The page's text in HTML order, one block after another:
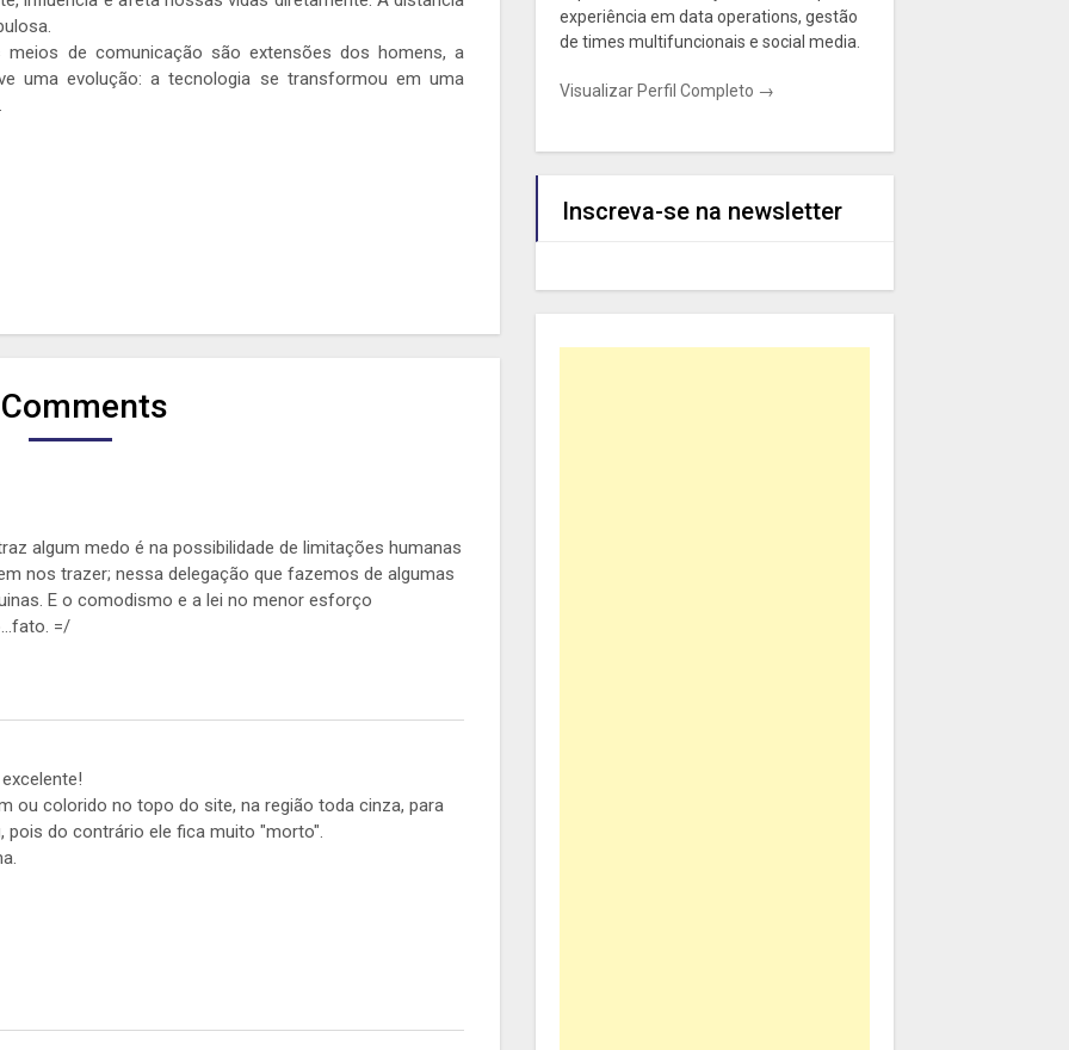
de comunicação são extensões dos homens, a
uma evolução: a tecnologia se transformou em uma
algum medo é na possibilidade de limitações humanas
nos trazer; nessa delegação que fazemos de algumas
E o comodismo e a lei no menor esforço
=/
ou colorido no topo do site, na região toda cinza, para
pois do contrário ele fica muito "morto".
experiência em data operations, gestão
de times multifuncionais e social media.
Visualizar Perfil Completo →
Inscreva-se na newsletter